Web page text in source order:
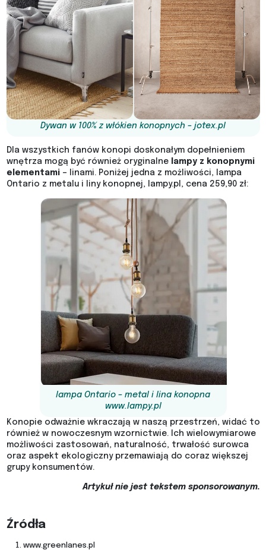
Dywan w 100% z włókien konopnych – jotex.pl
Dla wszystkich fanów konopi doskonałym dopełnieniem
wnętrza mogą być również oryginalne
lampy z konopnymi
elementami– linami. Poniżej jedna z możliwości, lampa
Ontario z metalu i liny konopnej, lampy.pl, cena 259,90 zł:
lampa Ontario – metal i lina konopna
www.lampy.pl
Konopie odważnie wkraczają w naszą przestrzeń, widać to
również w nowoczesnym wzornictwie. Ich wielowymiarowe
możliwości zastosowań, naturalność, trwałość surowca
oraz aspekt ekologiczny przemawiają do coraz większej
grupy konsumentów.
Artykuł nie jest tekstem sponsorowanym.
Źródła
www.greenlanes.pl